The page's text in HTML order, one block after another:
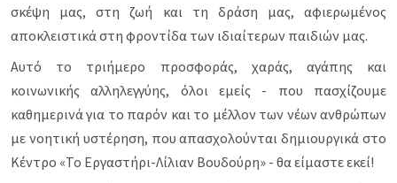
σκέψη μας, στη ζωή και τη δράση μας, αφιερωμένος
αποκλειστικά στη φροντίδα των ιδιαίτερων παιδιών μας.
Αυτό το τριήμερο προσφοράς, χαράς, αγάπης και
κοινωνικής αλληλεγγύης, όλοι εμείς - που πασχίζουμε
καθημερινά για το παρόν και το μέλλον των νέων ανθρώπων
με νοητική υστέρηση, που απασχολούνται δημιουργικά στο
Κέντρο «Το Εργαστήρι-Λίλιαν Βουδούρη» - θα είμαστε εκεί!